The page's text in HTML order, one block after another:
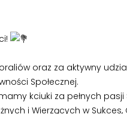
oraz za aktywny
Społecznej.
kciuki za pełnych pasji
i Wierzących w